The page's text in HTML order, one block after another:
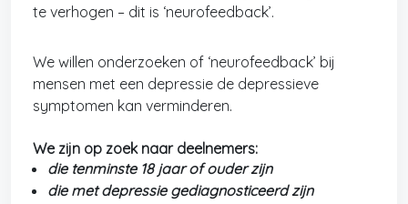
te verhogen – dit is ‘neurofeedback’.
We willen onderzoeken of ‘neurofeedback’ bij
mensen met een depressie de depressieve
symptomen kan verminderen.
We zijn op zoek naar deelnemers:
die tenminste 18 jaar of ouder zijn
die met depressie gediagnosticeerd zijn